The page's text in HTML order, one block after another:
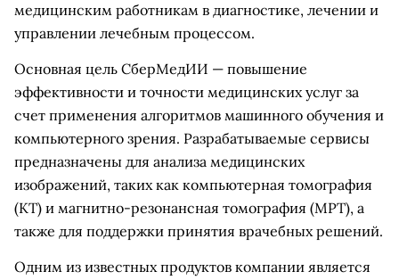
медицинским работникам в диагностике, лечении и
управлении лечебным процессом.
Основная цель СберМедИИ — повышение
эффективности и точности медицинских услуг за
счет применения алгоритмов машинного обучения и
компьютерного зрения. Разрабатываемые сервисы
предназначены для анализа медицинских
изображений, таких как компьютерная томография
(КТ) и магнитно-резонансная томография (МРТ), а
также для поддержки принятия врачебных решений.
Одним из известных продуктов компании является